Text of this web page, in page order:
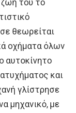
του το
θεωρείται
οχήματα όλων
αυτοκίνητο
και
γλίστρησε
μηχανικό, με